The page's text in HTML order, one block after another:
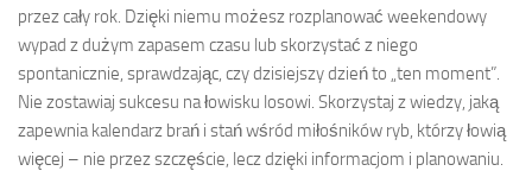
przez cały rok. Dzięki niemu możesz rozplanować weekendowy
wypad z dużym zapasem czasu lub skorzystać z niego
spontanicznie, sprawdzając, czy dzisiejszy dzień to „ten moment”.
Nie zostawiaj sukcesu na łowisku losowi. Skorzystaj z wiedzy, jaką
zapewnia kalendarz brań i stań wśród miłośników ryb, którzy łowią
więcej – nie przez szczęście, lecz dzięki informacjom i planowaniu.